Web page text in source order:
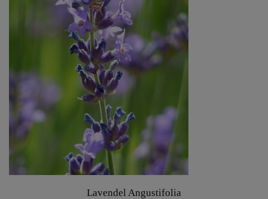
Lavendel Angustifolia